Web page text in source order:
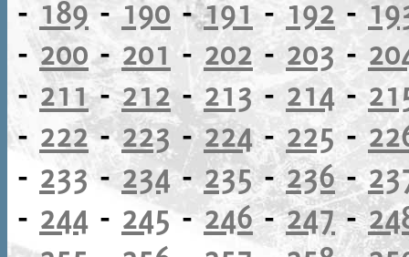
- 189- 190 -191- 192 -
-200-201 - 202 - 203 -
- 211-212-213- 214-
- 222-223-224- 225-
- 233 -234- 235-236-
- 244 - 245-246-247-